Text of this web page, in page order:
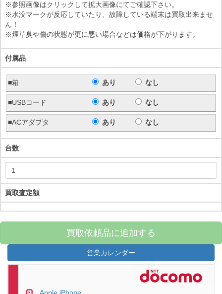
※参照画像はクリックして拡大画像にてご確認下さい。
※水没マークが反応していたり、故障している端末は買取出来ませ
ん！
※煙草臭や傷の状態が更に悪い場合などは価格が下がります。
付属品
■箱 あり なし
■USBコード あり なし
■ACアダプタ あり なし
台数
買取査定額
買取依頼品に追加する
営業カレンダー